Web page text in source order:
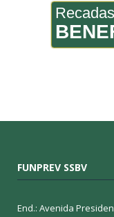
FUNPREV SSBV
End.: Avenida